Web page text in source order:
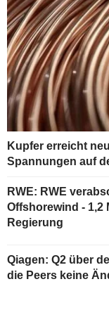
Kupfer erreicht
Spannungen auf
RWE: RWE
Offshorewind - 1,2
Regierung
Qiagen: Q2 über
die Peers keine